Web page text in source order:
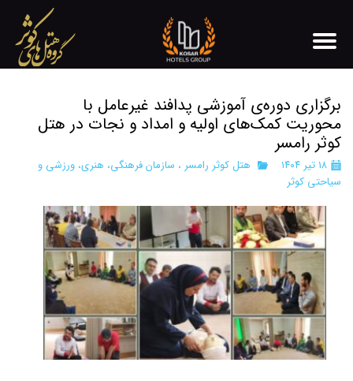
برگزاری دوره‌ی آموزشی پدافند غیرعامل با
محوریت کمک‌های اولیه و امداد و نجات در هتل
کوثر رامسر
۱۸ تیر ۱۴۰۴ هتل کوثر رامسر ، سازمان فرهنگی، هنری، ورزشی و
سیاحتی کوثر